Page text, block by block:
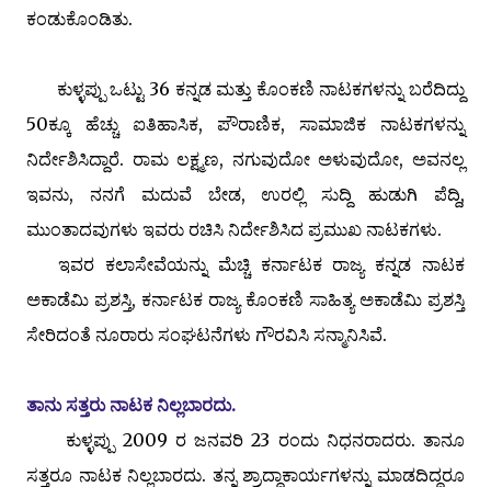
ಕಂಡುಕೊಂಡಿತು.
ಕುಳ್ಳಪ್ಪು ಒಟ್ಟು 36 ಕನ್ನಡ ಮತ್ತು ಕೊಂಕಣಿ ನಾಟಕಗಳನ್ನು ಬರೆದಿದ್ದು
50ಕ್ಕೂ ಹೆಚ್ಚು ಐತಿಹಾಸಿಕ, ಪೌರಾಣಿಕ, ಸಾಮಾಜಿಕ ನಾಟಕಗಳನ್ನು
ನಿರ್ದೇಶಿಸಿದ್ದಾರೆ. ರಾಮ ಲಕ್ಷ್ಮಣ, ನಗುವುದೋ ಅಳುವುದೋ, ಅವನಲ್ಲ
ಇವನು, ನನಗೆ ಮದುವೆ ಬೇಡ, ಉರಲ್ಲಿ ಸುದ್ದಿ ಹುಡುಗಿ ಪೆದ್ದಿ,
ಮುಂತಾದವುಗಳು ಇವರು ರಚಿಸಿ ನಿರ್ದೇಶಿಸಿದ ಪ್ರಮುಖ ನಾಟಕಗಳು.
ಇವರ ಕಲಾಸೇವೆಯನ್ನು ಮೆಚ್ಚಿ ಕರ್ನಾಟಕ ರಾಜ್ಯ ಕನ್ನಡ ನಾಟಕ
ಅಕಾಡೆಮಿ ಪ್ರಶಸ್ತಿ, ಕರ್ನಾಟಕ ರಾಜ್ಯ ಕೊಂಕಣಿ ಸಾಹಿತ್ಯ ಅಕಾಡೆಮಿ ಪ್ರಶಸ್ತಿ
ಸೇರಿದಂತೆ ನೂರಾರು ಸಂಘಟನೆಗಳು ಗೌರವಿಸಿ ಸನ್ಮಾನಿಸಿವೆ.
ತಾನು ಸತ್ತರು ನಾಟಕ ನಿಲ್ಲಬಾರದು.
ಕುಳ್ಳಪ್ಪು 2009 ರ ಜನವರಿ 23 ರಂದು ನಿಧನರಾದರು. ತಾನೂ
ಸತ್ತರೂ ನಾಟಕ ನಿಲ್ಲಬಾರದು. ತನ್ನ ಶ್ರಾದ್ಧಾಕಾರ್ಯಗಳನ್ನು ಮಾಡದಿದ್ದರೂ